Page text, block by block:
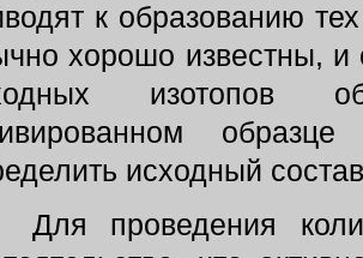
к образованию
хорошо известны, и
изотопов
исходный
Для проведения